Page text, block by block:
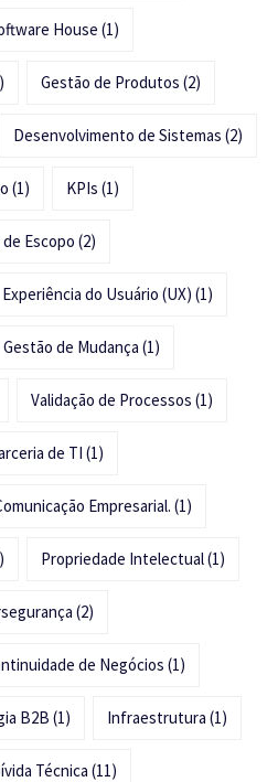
House (1)
Gestão de Produtos (2)
Desenvolvimento de Sistemas (2)
(1) KPIs (1)
Escopo (2)
Experiência do Usuário (UX) (1)
Gestão de Mudança (1)
Validação de Processos (1)
de TI (1)
Empresarial. (1)
Propriedade Intelectual(1)
(2)
de Negócios (1)
B2B (1) Infraestrutura (1)
Técnica (11)